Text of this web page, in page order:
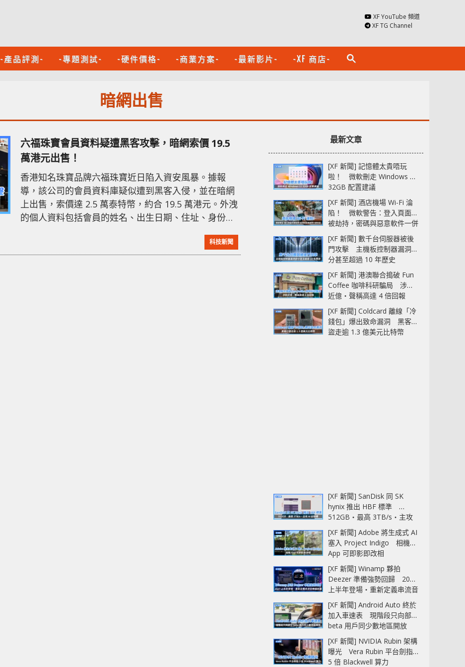
XF YouTube 頻道
XF TG Channel
-產品評測- -專題測試- -硬件價格- -商業方案- -最新影片- -XF 商店- search
暗網出售
六福珠寶會員資料疑遭黑客攻擊，暗網索價 19.5
萬港元出售！
香港知名珠寶品牌六福珠寶近日陷入資安風暴。據報
導，該公司的會員資料庫疑似遭到黑客入侵，並在暗網
上出售，索價達 2.5 萬泰特幣，約合 19.5 萬港元。外洩
的個人資料包括會員的姓名、出生日期、住址、身份證
正式報告，但將主動聯繫六福集團了解情況。六福集團
科技新聞
最新文章
[XF 新聞] 記憶體太貴唔玩
啦！ 微軟刪走 Windows 11
32GB 配置建議
[XF 新聞] 酒店機場 Wi-Fi 淪
陷！ 微軟警告：登入頁面可
被劫持，密碼與惡意軟件一併
中招
[XF 新聞] 數千台伺服器被後
門攻擊 主機板控制器漏洞部
分甚至超過 10 年歷史
[XF 新聞] 港澳聯合搗破 Fun
Coffee 咖啡科研騙局 涉款
近億‧聲稱高達 4 倍回報
[XF 新聞] Coldcard 離線「冷
錢包」爆出致命漏洞 黑客已
盜走逾 1.3 億美元比特幣
[XF 新聞] SanDisk 同 SK
hynix 推出 HBF 標準
512GB‧最高 3TB/s‧主攻
AI 記憶體
[XF 新聞] Adobe 將生成式 AI
塞入 Project Indigo 相機
App 可即影即改相
[XF 新聞] Winamp 夥拍
Deezer 準備強勢回歸 2027
上半年登場‧重新定義串流音
樂播放器
[XF 新聞] Android Auto 終於
加入車速表 現階段只向部分
beta 用戶同少數地區開放
[XF 新聞] NVIDIA Rubin 架構
曝光 Vera Rubin 平台劍指
5 倍 Blackwell 算力